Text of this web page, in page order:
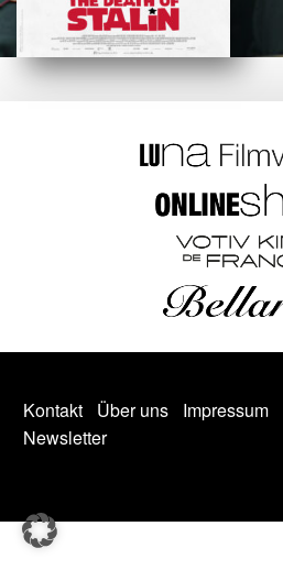
Kontakt Über uns Impressum
Newsletter